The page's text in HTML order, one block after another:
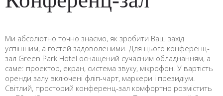
Ми абсолютно точно знаємо, як зробити Ваш захід
успішним, а гостей задоволеними. Для цього конференц-
зал Green Park Hotel оснащений сучасним обладнанням, а
саме: проектор, екран, система звуку, мікрофон. У вартість
оренди залу включені фліп-чарт, маркери і президіум.
Світлий, просторий конференц-зал комфортно розмістить